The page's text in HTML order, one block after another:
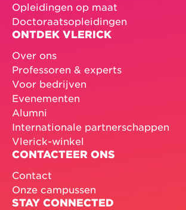
Opleidingen op maat
Doctoraatsopleidingen
ONTDEK VLERICK
Over ons
Professoren & experts
Voor bedrijven
Evenementen
Alumni
Internationale partnerschappen
Vlerick-winkel
CONTACTEER ONS
Contact
Onze campussen
STAY CONNECTED